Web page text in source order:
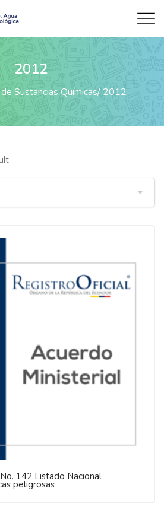
2012
Sustancias Químicas 2012
142 Listado Nacional
peligrosas